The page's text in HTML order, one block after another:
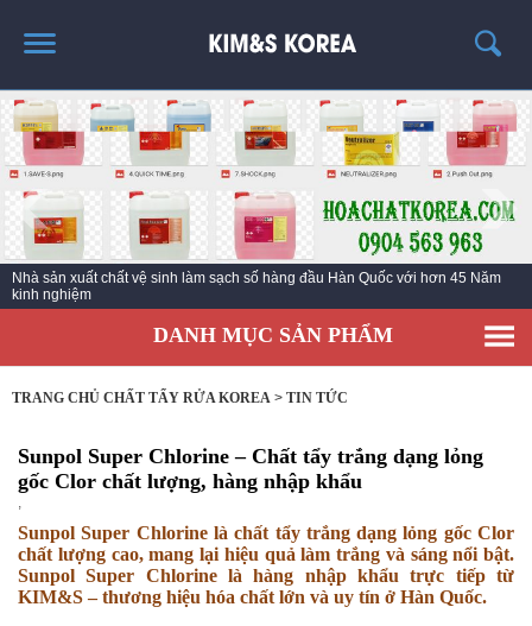
TRANG CHỦ
THÔNG TIN SẢN PHẨM
TIN TỨC
LIÊN HỆ
Nhà sản xuất chất vệ sinh làm sạch số hàng đầu Hàn Quốc với hơn 45 Năm
kinh nghiệm
DANH MỤC SẢN PHẨM
TRANG CHỦ CHẤT TẨY RỬA KOREA > TIN TỨC
Sunpol Super Chlorine – Chất tẩy trắng dạng lỏng
gốc Clor chất lượng, hàng nhập khẩu
,
Sunpol Super Chlorine là chất tẩy trắng dạng lỏng gốc Clor
chất lượng cao, mang lại hiệu quả làm trắng và sáng nổi bật.
Sunpol Super Chlorine là hàng nhập khẩu trực tiếp từ
KIM&S – thương hiệu hóa chất lớn và uy tín ở Hàn Quốc.